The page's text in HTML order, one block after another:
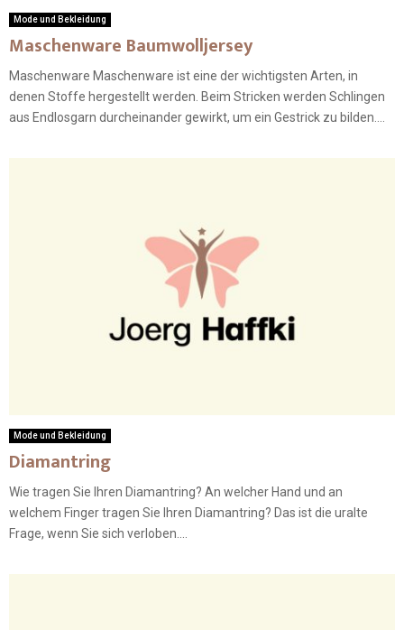
Mode und Bekleidung
Maschenware Baumwolljersey
Maschenware Maschenware ist eine der wichtigsten Arten, in
denen Stoffe hergestellt werden. Beim Stricken werden Schlingen
aus Endlosgarn durcheinander gewirkt, um ein Gestrick zu bilden....
Mode und Bekleidung
Diamantring
Wie tragen Sie Ihren Diamantring? An welcher Hand und an
welchem Finger tragen Sie Ihren Diamantring? Das ist die uralte
Frage, wenn Sie sich verloben....